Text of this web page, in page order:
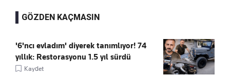
GÖZDEN KAÇMASIN
'6'ncı evladım' diyerek tanımlıyor! 74
yıllık: Restorasyonu 1.5 yıl sürdü
Kaydet